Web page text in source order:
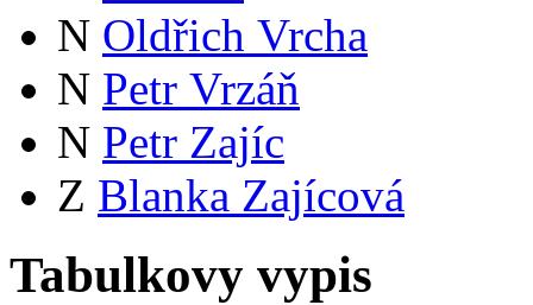
N Oldřich Vrcha
N Petr Vrzáň
N Petr Zajíc
Z Blanka Zajícová
Tabulkovy vypis